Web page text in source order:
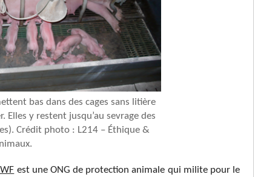
bas dans des cages sans litière
Elles y restent jusqu’au sevrage des
Crédit photo : L214 – Éthique &
est une ONG de protection animale qui milite pour le